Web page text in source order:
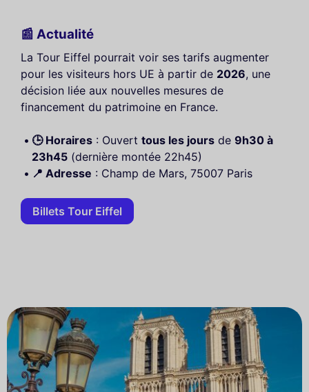
📰 Actualité
La Tour Eiffel pourrait voir ses tarifs augmenter
pour les visiteurs hors UE à partir de 2026, une
décision liée aux nouvelles mesures de
financement du patrimoine en France.
🕒 Horaires : Ouvert tous les jours de 9h30 à
23h45 (dernière montée 22h45)
📍 Adresse : Champ de Mars, 75007 Paris
Billets Tour Eiffel